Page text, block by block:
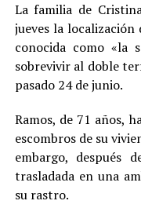
La familia de
jueves la
conocida como «la
sobrevivir al doble
pasado 24 de junio.
Ramos, de 71 años,
escombros de su
embargo, después
trasladada en una
su rastro.